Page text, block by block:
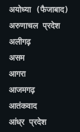
अयोध्या (फैजाबाद)
अरुणाचल प्रदेश
अलीगढ़
असम
आगरा
आजमगढ़
आतंकवाद
आंध्र प्रदेश